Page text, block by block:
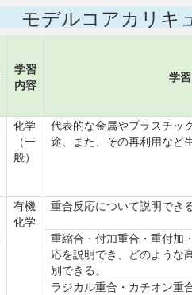
モデルコアカリキ
学習
内容
学
化学
（一
般）
代表的な金属やプラスチッ
途、また、その再利用など
有機
化学
重合反応について説明でき
重縮合・付加重合・重付加
応を説明でき、どのような
別できる。
ラジカル重合・カチオン重